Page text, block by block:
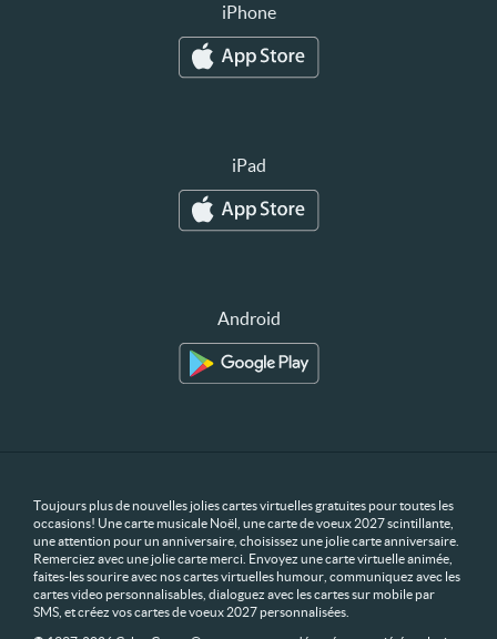
iPhone
iPad
Android
Toujours plus de nouvelles jolies cartes virtuelles gratuites pour toutes les
occasions! Une carte musicale Noël, une carte de voeux 2027 scintillante,
une attention pour un anniversaire, choisissez une jolie carte anniversaire.
Remerciez avec une jolie carte merci. Envoyez une carte virtuelle animée,
faites-les sourire avec nos cartes virtuelles humour, communiquez avec les
cartes video personnalisables, dialoguez avec les cartes sur mobile par
SMS, et créez vos cartes de voeux 2027 personnalisées.